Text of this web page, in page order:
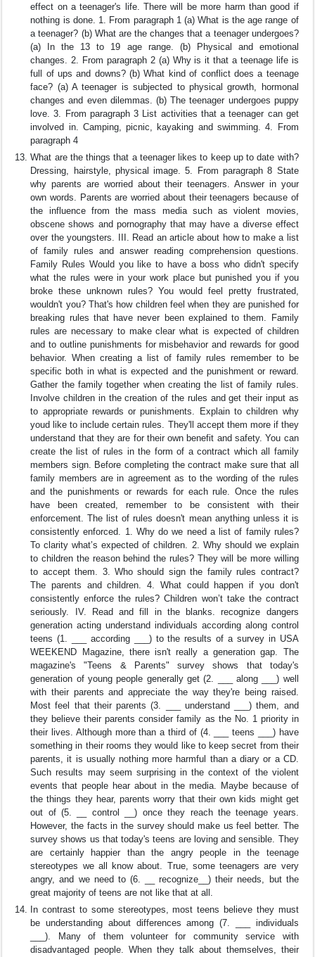
effect on a teenager's life. There will be more harm than good if
nothing is done. 1. From paragraph 1 (a) What is the age range of
a teenager? (b) What are the changes that a teenager undergoes?
(a) In the 13 to 19 age range. (b) Physical and emotional
changes. 2. From paragraph 2 (a) Why is it that a teenage life is
full of ups and downs? (b) What kind of conflict does a teenage
face? (a) A teenager is subjected to physical growth, hormonal
changes and even dilemmas. (b) The teenager undergoes puppy
love. 3. From paragraph 3 List activities that a teenager can get
involved in. Camping, picnic, kayaking and swimming. 4. From
paragraph 4
What are the things that a teenager likes to keep up to date with?
Dressing, hairstyle, physical image. 5. From paragraph 8 State
why parents are worried about their teenagers. Answer in your
own words. Parents are worried about their teenagers because of
the influence from the mass media such as violent movies,
obscene shows and pornography that may have a diverse effect
over the youngsters. III. Read an article about how to make a list
of family rules and answer reading comprehension questions.
Family Rules Would you like to have a boss who didn't specify
what the rules were in your work place but punished you if you
broke these unknown rules? You would feel pretty frustrated,
wouldn't you? That's how children feel when they are punished for
breaking rules that have never been explained to them. Family
rules are necessary to make clear what is expected of children
and to outline punishments for misbehavior and rewards for good
behavior. When creating a list of family rules remember to be
specific both in what is expected and the punishment or reward.
Gather the family together when creating the list of family rules.
Involve children in the creation of the rules and get their input as
to appropriate rewards or punishments. Explain to children why
youd like to include certain rules. They'll accept them more if they
understand that they are for their own benefit and safety. You can
create the list of rules in the form of a contract which all family
members sign. Before completing the contract make sure that all
family members are in agreement as to the wording of the rules
and the punishments or rewards for each rule. Once the rules
have been created, remember to be consistent with their
enforcement. The list of rules doesn't mean anything unless it is
consistently enforced. 1. Why do we need a list of family rules?
To clarity what’s expected of children. 2. Why should we explain
to children the reason behind the rules? They will be more willing
to accept them. 3. Who should sign the family rules contract?
The parents and children. 4. What could happen if you don't
consistently enforce the rules? Children won’t take the contract
seriously. IV. Read and fill in the blanks. recognize dangers
generation acting understand individuals according along control
teens (1. ___ according ___) to the results of a survey in USA
WEEKEND Magazine, there isn't really a generation gap. The
magazine's "Teens & Parents" survey shows that today's
generation of young people generally get (2. ___ along ___) well
with their parents and appreciate the way they're being raised.
Most feel that their parents (3. ___ understand ___) them, and
they believe their parents consider family as the No. 1 priority in
their lives. Although more than a third of (4. ___ teens ___) have
something in their rooms they would like to keep secret from their
parents, it is usually nothing more harmful than a diary or a CD.
Such results may seem surprising in the context of the violent
events that people hear about in the media. Maybe because of
the things they hear, parents worry that their own kids might get
out of (5. __ control __) once they reach the teenage years.
However, the facts in the survey should make us feel better. The
survey shows us that today's teens are loving and sensible. They
are certainly happier than the angry people in the teenage
stereotypes we all know about. True, some teenagers are very
angry, and we need to (6. __ recognize__) their needs, but the
great majority of teens are not like that at all.
In contrast to some stereotypes, most teens believe they must
be understanding about differences among (7. ___ individuals
___). Many of them volunteer for community service with
disadvantaged people. When they talk about themselves, their